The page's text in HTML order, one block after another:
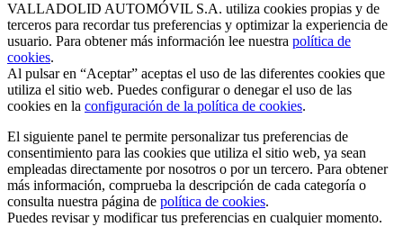
VALLADOLID AUTOMÓVIL S.A. utiliza cookies propias y de
terceros para recordar tus preferencias y optimizar la experiencia de
usuario. Para obtener más información lee nuestra política de
cookies.
Al pulsar en “Aceptar” aceptas el uso de las diferentes cookies que
utiliza el sitio web. Puedes configurar o denegar el uso de las
cookies en la configuración de la política de cookies.
El siguiente panel te permite personalizar tus preferencias de
consentimiento para las cookies que utiliza el sitio web, ya sean
empleadas directamente por nosotros o por un tercero. Para obtener
más información, comprueba la descripción de cada categoría o
consulta nuestra página de política de cookies.
Puedes revisar y modificar tus preferencias en cualquier momento.